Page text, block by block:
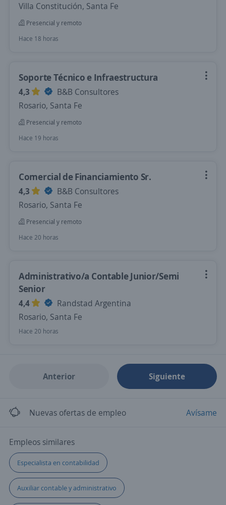
Villa Constitución, Santa Fe
Presencial y remoto
Hace 18 horas
Soporte Técnico e Infraestructura
4,3
B&B Consultores
Rosario, Santa Fe
Presencial y remoto
Hace 19 horas
Comercial de Financiamiento Sr.
4,3
B&B Consultores
Rosario, Santa Fe
Presencial y remoto
Hace 20 horas
Administrativo/a Contable Junior/Semi
Senior
4,4
Randstad Argentina
Rosario, Santa Fe
Hace 20 horas
Anterior Siguiente
Nuevas ofertas de empleo Avísame
Empleos similares
Especialista en contabilidad
Auxiliar contable y administrativo